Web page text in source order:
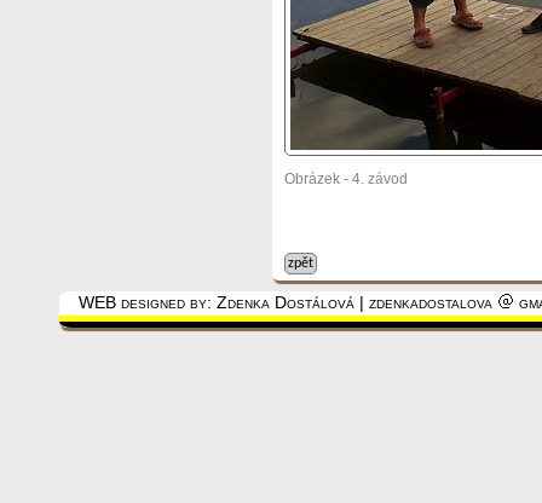
Obrázek - 4. závod
zpět
WEB designed by: Zdenka Dostálová | zdenkadostalova